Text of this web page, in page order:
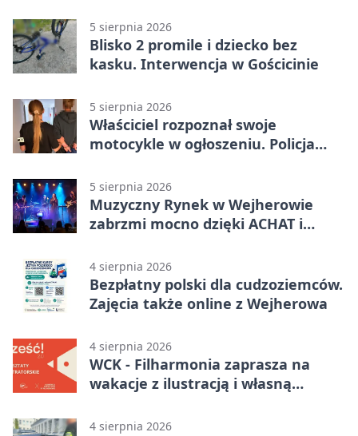
5 sierpnia 2026
Blisko 2 promile i dziecko bez
kasku. Interwencja w Gościcinie
5 sierpnia 2026
Właściciel rozpoznał swoje
motocykle w ogłoszeniu. Policja
5 sierpnia 2026
Muzyczny Rynek w Wejherowie
zabrzmi mocno dzięki ACHAT i
4 sierpnia 2026
Bezpłatny polski dla cudzoziemców.
Zajęcia także online z Wejherowa
4 sierpnia 2026
WCK - Filharmonia zaprasza na
wakacje z ilustracją i własną
4 sierpnia 2026